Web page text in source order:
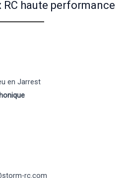
haute performance
en Jarrest
rc.com